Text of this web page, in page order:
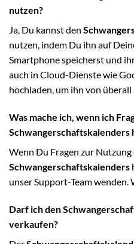
nutzen?
Ja, Du kannst den
nutzen, indem Du ihn auf
Smartphone speicherst und
auch in Cloud-Dienste wie
hochladen, um ihn von
Was mache ich, wenn ich
Schwangerschaftskalenders
Wenn Du Fragen zur Nutzung
Schwangerschaftskalenders
unser Support-Team
Darf ich den
verkaufen?